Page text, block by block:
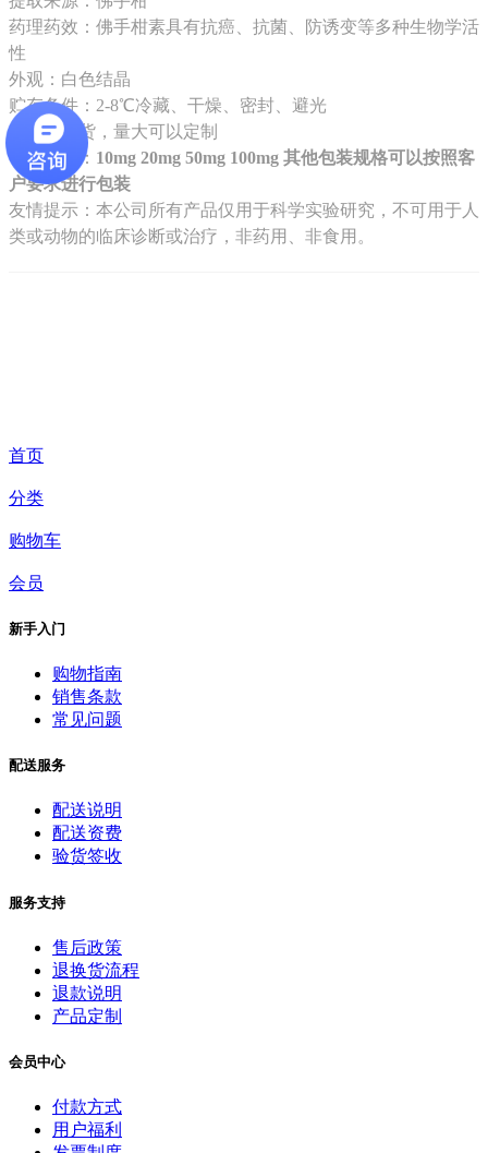
药理药效：佛手柑素具有抗癌、抗菌、防诱变等多种生物学活
性
外观：白色结晶
贮存条件：2-8℃冷藏、干燥、密封、避光
货期：现货，量大可以定制
包装规格： 10mg 20mg 50mg 100mg 其他包装规格可以按照客
户要求进行包装
友情提示：本公司所有产品仅用于科学实验研究，不可用于人
类或动物的临床诊断或治疗，非药用、非食用。
首页
分类
购物车
会员
新手入门
购物指南
销售条款
常见问题
配送服务
配送说明
配送资费
验货签收
服务支持
售后政策
退换货流程
退款说明
产品定制
会员中心
付款方式
用户福利